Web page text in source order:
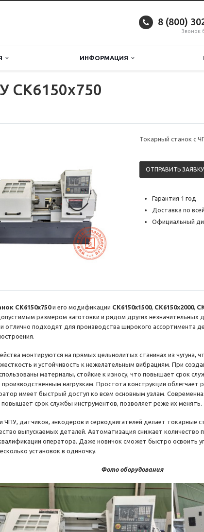
8 (800)
Звонок
ИНФОРМАЦИЯ
CK6150х750
Токарный станок с
ОТПРАВИТЬ ЗАЯВКУ
Гарантия 1 год
Доставка по
Официальный
CK6150х750и его модификации CK6150x1500, CK6150х2000,
размером заготовки и рядом других незначительных
отлично подходят для производства широкого ассортимента
монтируются на прямых цельнолитых станинах из чугуна,
и устойчивость к нежелательным вибрациям. При
материалы, стойкие к износу, что повышает срок
нагрузкам. Простота конструкции облегчает
имеет быстрый доступ ко всем основным узлам.
повышает срок службы инструментов, позволяет реже их менять.
ЧПУ, датчиков, энкодеров и серводвигателей делает токарные
выпускаемых деталей. Автоматизация снижает количество
оператора. Даже новичок сможет быстро освоить
установок в одиночку.
Фото оборудования